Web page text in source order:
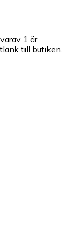
1 är
till butiken.